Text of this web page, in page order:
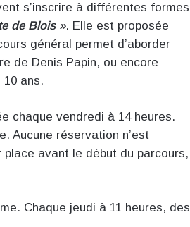
s’inscrire à différentes formes
de Blois ». Elle est proposée
général permet d’aborder
de Denis Papin, ou encore
10 ans.
chaque vendredi à 14 heures.
Aucune réservation n’est
avant le début du parcours,
Chaque jeudi à 11 heures, des